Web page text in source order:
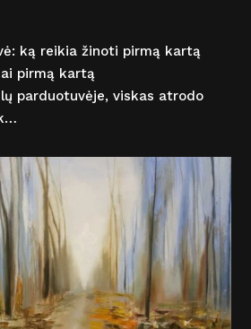
ką reikia žinoti pirmą kartą
pirmą kartą
parduotuvėje, viskas atrodo